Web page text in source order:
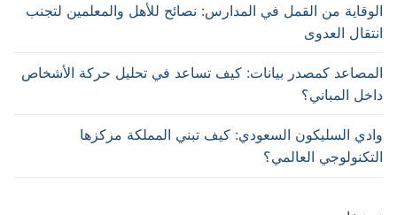
الوقاية من القمل في المدارس: نصائح للأهل والمعلمين لتجنب
انتقال العدوى
المصاعد كمصدر بيانات: كيف تساعد في تحليل حركة الأشخاص
داخل المباني؟
وادي السليكون السعودي: كيف تبني المملكة مركزها
التكنولوجي العالمي؟